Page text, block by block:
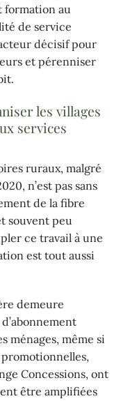
formation au
de service
décisif pour
et pérenniser
les villages
services
ruraux, malgré
n’est pas sans
de la fibre
souvent peu
ce travail à une
est tout aussi
demeure
ménages, même si
promotionnelles,
Concessions, ont
être amplifiées